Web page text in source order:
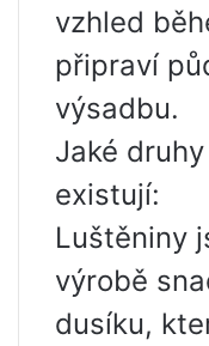
vzhled
připraví
výsadbu.
Jaké
existují:
Luštěniny
výrobě
dusíku,